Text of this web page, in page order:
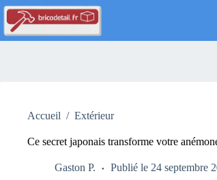
Passer
contenu
Accueil / Extérieur
Ce secret japonais transforme votre
Gaston P. Publié le 24 septembre